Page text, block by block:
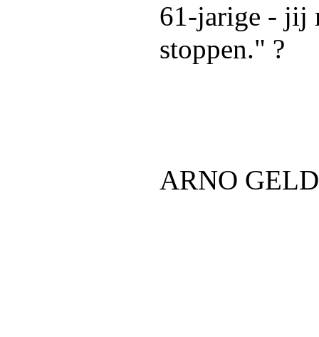
61-jarige - jij
stoppen." ?
ARNO